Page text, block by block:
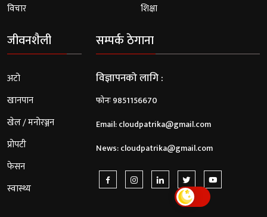
विचार
शिक्षा
जीवनशैली
अटो
खानपान
खेल / मनोरञ्जन
प्रोपटी
फेसन
स्वास्थ्य
सम्पर्क ठेगाना
विज्ञापनको लागि :
फोनः 9851156670
Email:cloudpatrika@gmail.com
News:cloudpatrika@gmail.com